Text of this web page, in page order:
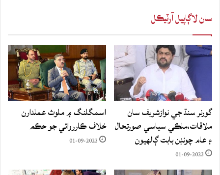
سان لاڳاپيل آرٽيڪل
گورنر سنڌ جي نوازشريف سان
ملاقات،ملڪي سياسي صورتحال
۽ عام چونڊن بابت ڳالهيون
01-09-2023
اسمگلنگ ۾ ملوث عملدارن
خلاف ڪارروائي جو حڪم
01-09-2023